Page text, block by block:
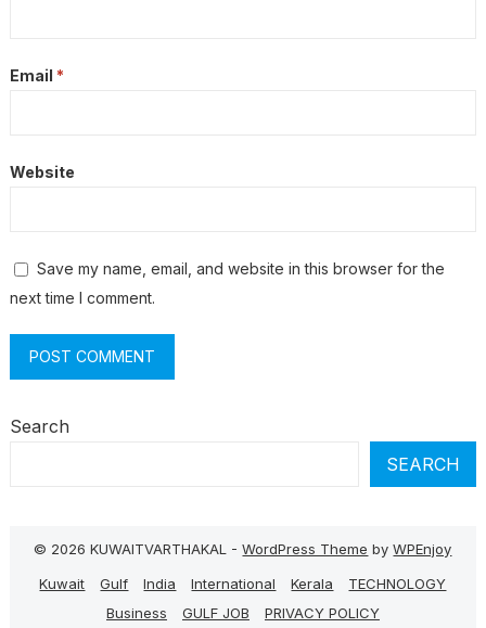
Email *
Website
Save my name, email, and website in this browser for the
next time I comment.
Search
SEARCH
© 2026 KUWAITVARTHAKAL -WordPress Theme byWPEnjoy
Kuwait
Gulf India International Kerala
TECHNOLOGY
Business
GULF JOB PRIVACY POLICY